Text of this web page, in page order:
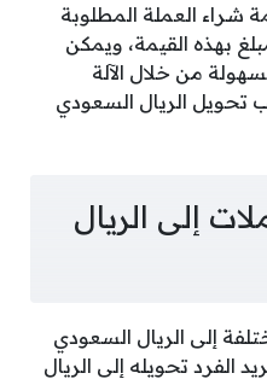
شراء العملة المطلوبة
بهذه القيمة، ويمكن
من خلال الآلة
تحويل الريال السعودي
إلى الريال
إلى الريال السعودي
الفرد تحويله إلى الريال